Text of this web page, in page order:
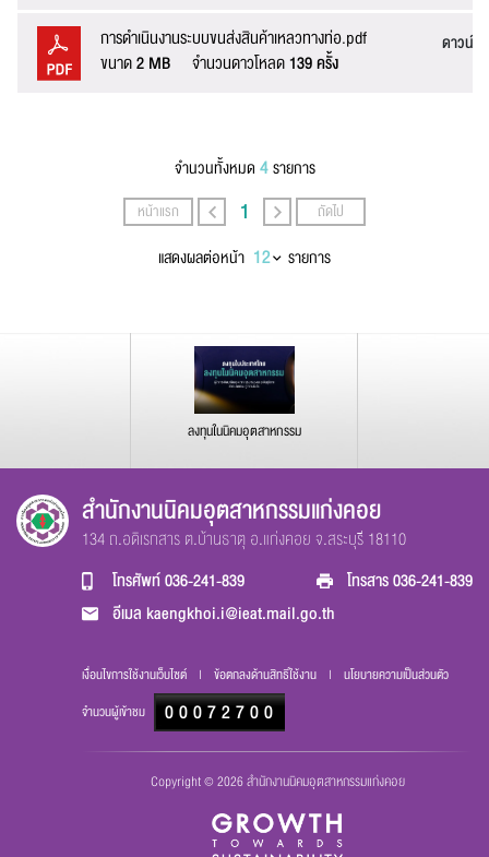
การดำเนินงานระบบขนส่งสินค้าเหลวทางท่อ.pdf
ขนาด2 MB จำนวนดาวโหลด139 ครั้ง
ดาวน์โ
จำนวนทั้งหมด 4รายการ
หน้าแรก 1 ถัดไป
แสดงผลต่อหน้า รายการ
ลงทุนในนิคมอุตสาหกรรม
สำนักงานนิคมอุตสาหกรรมแก่งคอย
134 ถ.อดิเรกสาร ต.บ้านธาตุ อ.แก่งคอย จ.สระบุรี 18110
โทรศัพท์036-241-839 โทรสาร036-241-839
อีเมล kaengkhoi.i@ieat.mail.go.th
เงื่อนไขการใช้งานเว็บไซต์ | ข้อตกลงด้านสิทธิ์ใช้งาน | นโยบายความเป็นส่วนตัว
จำนวนผู้เข้าชม
00072700
Copyright © 2026 สำนักงานนิคมอุตสาหกรรมแก่งคอย